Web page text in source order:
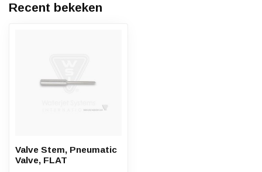
Recent bekeken
Valve Stem, Pneumatic
Valve, FLAT